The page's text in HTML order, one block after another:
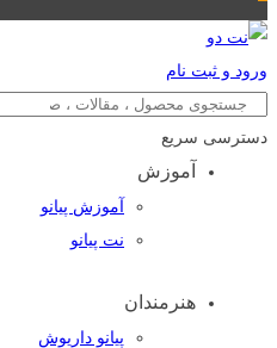
ورود و ثبت نام
دسترسی سریع
آموزش
آموزش پیانو
نت پیانو
هنرمندان
پیانو داریوش